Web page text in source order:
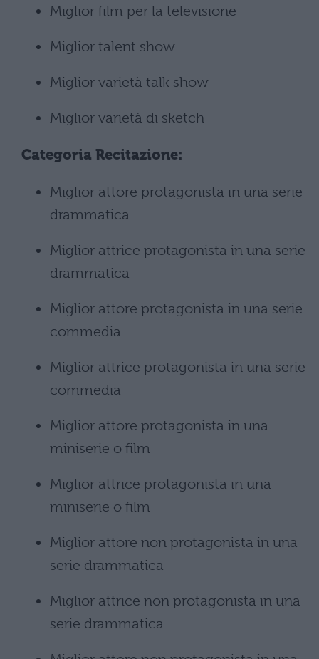
Miglior film per la televisione
Miglior talent show
Miglior varietà talk show
Miglior varietà di sketch
Categoria Recitazione:
Miglior attore protagonista in una serie
drammatica
Miglior attrice protagonista in una serie
drammatica
Miglior attore protagonista in una serie
commedia
Miglior attrice protagonista in una serie
commedia
Miglior attore protagonista in una
miniserie o film
Miglior attrice protagonista in una
miniserie o film
Miglior attore non protagonista in una
serie drammatica
Miglior attrice non protagonista in una
serie drammatica